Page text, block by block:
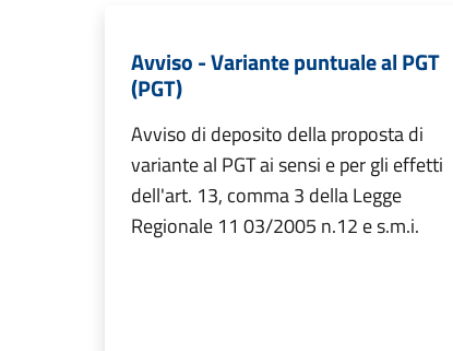
Avviso - Variante puntuale al PGT
(PGT)
Avviso di deposito della proposta di
variante al PGT ai sensi e per gli effetti
dell'art. 13, comma 3 della Legge
Regionale 11 03/2005 n.12 e s.m.i.